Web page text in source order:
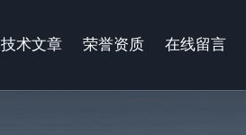
技术文章 荣誉资质 在线留言